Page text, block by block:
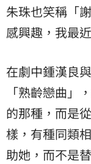
朱珠也笑稱「
感興趣，我最
在劇中鍾漢良
「熟齡戀曲」
的那種，而是
樣，有種同類
助她，而不是